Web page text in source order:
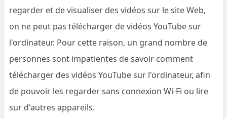
regarder et de visualiser des vidéos sur le site Web,
on ne peut pas télécharger de vidéos YouTube sur
l'ordinateur. Pour cette raison, un grand nombre de
personnes sont impatientes de savoir comment
télécharger des vidéos YouTube sur l'ordinateur, afin
de pouvoir les regarder sans connexion Wi-Fi ou lire
sur d'autres appareils.